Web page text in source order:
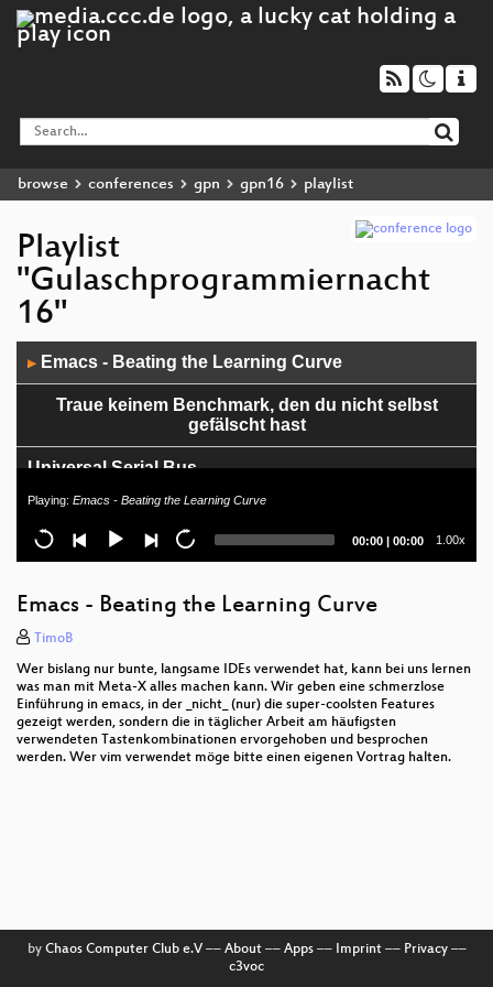
browse conferences gpn gpn16 playlist
Playlist
"Gulaschprogrammiernacht
16"
Player
▶ Emacs - Beating the Learning Curve
Traue keinem Benchmark, den du nicht selbst
gefälscht hast
Universal Serial Bus
Services Absichern
ur WiFi sucks!!1!
Axolotl erklärt
OWASP ProActive Controls
How to efficiently build cross-platform apps that
your users love?
Wir hacken Summoners War
From USA to DE.
Playing: Emacs - Beating the Learning Curve
Current
00:00 | Total
00:00 1.00x
Emacs - Beating the Learning Curve
TimoB
Wer bislang nur bunte, langsame IDEs verwendet hat, kann bei uns lernen
was man mit Meta-X alles machen kann. Wir geben eine schmerzlose
Einführung in emacs, in der _nicht_ (nur) die super-coolsten Features
gezeigt werden, sondern die in täglicher Arbeit am häufigsten
verwendeten Tastenkombinationen ervorgehoben und besprochen
werden. Wer vim verwendet möge bitte einen eigenen Vortrag halten.
by Chaos Computer Club e.V–– About–– Apps–– Imprint–– Privacy––
c3voc